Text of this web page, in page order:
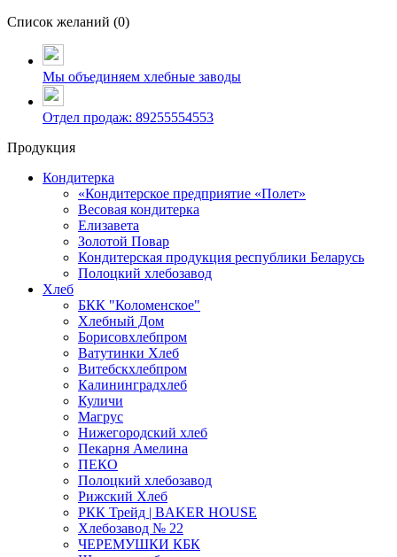
Список желаний (0)
Мы объединяем хлебные заводы
Отдел продаж: 89255554553
Продукция
Кондитерка
«Кондитерское предприятие «Полет»
Весовая кондитерка
Елизавета
Золотой Повар
Кондитерская продукция республики Беларусь
Полоцкий хлебозавод
Хлеб
БКК "Коломенское"
Хлебный Дом
Борисовхлебпром
Ватутинки Хлеб
Витебскхлебпром
Калининградхлеб
Куличи
Магрус
Нижегородский хлеб
Пекарня Амелина
ПЕКО
Полоцкий хлебозавод
Рижский Хлеб
РКК Трейд | BAKER HOUSE
Хлебозавод № 22
ЧЕРЕМУШКИ КБК